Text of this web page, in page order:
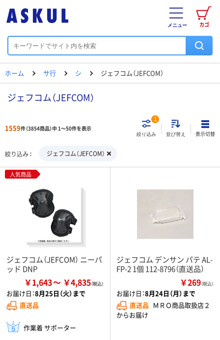
カゴ
メニュー
ホーム サ行 シ ジェフコム（JEFCOM）
ジェフコム（JEFCOM）
1559件（3854商品）中 1～50件を表示
絞り込み
1
並び替え 表示切替
絞り込み ジェフコム（JEFCOM）
人気商品
ジェフコム（JEFCOM） ニーパ
ッド DNP
￥1,643 ￥4,835
お届け日：8月25日（火）まで
直送品
作業着 サポーター
ジェフコム デンサン パテ AL-
FP-2 1個 112-8796（直送品）
￥269（税込）
お届け日：8月24日（月）まで
直送品 ＭＲＯ商品取扱店２
からお届け